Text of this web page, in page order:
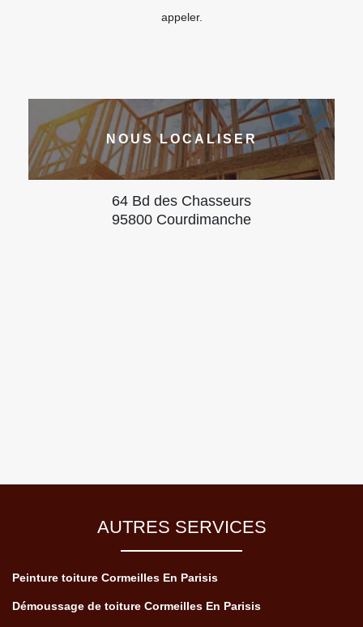
appeler.
NOUS LOCALISER
64 Bd des Chasseurs
95800 Courdimanche
AUTRES SERVICES
Peinture toiture Cormeilles En Parisis
Démoussage de toiture Cormeilles En Parisis